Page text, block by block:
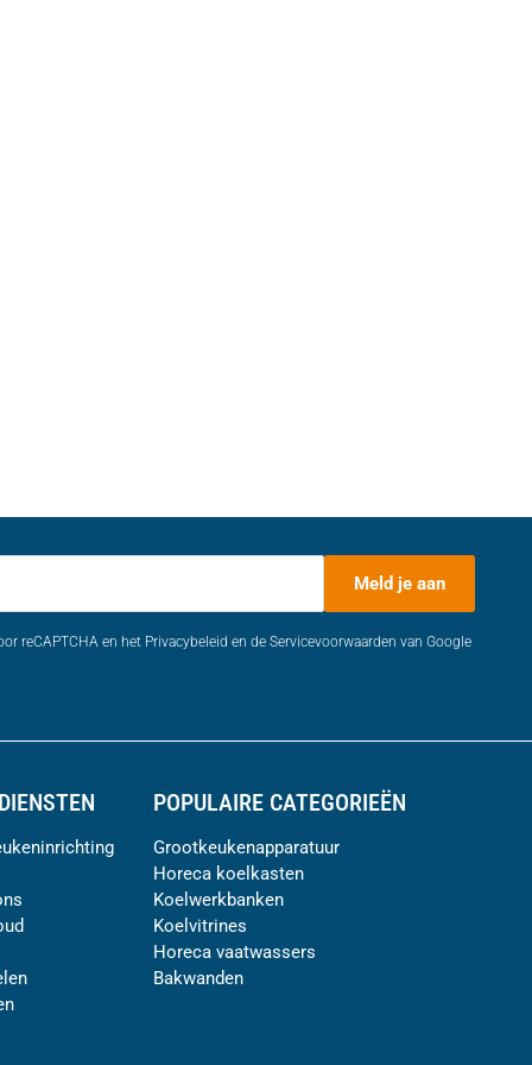
Meld je aan
reCAPTCHA en het Privacybeleid en de Servicevoorwaarden van Google
POPULAIRE CATEGORIEËN
Grootkeukenapparatuur
Horeca koelkasten
Koelwerkbanken
Koelvitrines
Horeca vaatwassers
Bakwanden